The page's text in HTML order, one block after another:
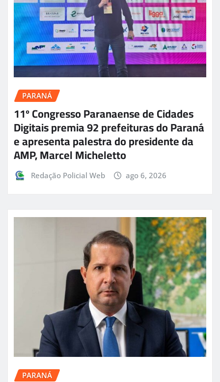
PARANÁ
11º Congresso Paranaense de Cidades
Digitais premia 92 prefeituras do Paraná
e apresenta palestra do presidente da
AMP, Marcel Micheletto
Redação Policial Web ago 6, 2026
PARANÁ